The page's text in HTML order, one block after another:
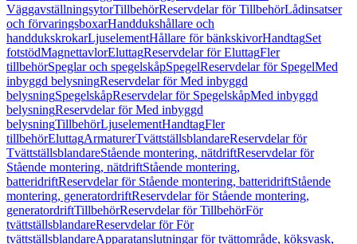
VäggavställningsytorTillbehörReservdelar för TillbehörLådinsatser
och förvaringsboxarHanddukshållare och
handdukskrokarLjuselementHållare för bänkskivorHandtagSet
fotstödMagnettavlorEluttagReservdelar för EluttagFler
tillbehörSpeglar och spegelskåpSpegelReservdelar för SpegelMed
inbyggd belysningReservdelar för Med inbyggd
belysningSpegelskåpReservdelar för SpegelskåpMed inbyggd
belysningReservdelar för Med inbyggd
belysningTillbehörLjuselementHandtagFler
tillbehörEluttagArmaturerTvättställsblandareReservdelar för
TvättställsblandareStående montering, nätdriftReservdelar för
Stående montering, nätdriftStående montering,
batteridriftReservdelar för Stående montering, batteridriftStående
montering, generatordriftReservdelar för Stående montering,
generatordriftTillbehörReservdelar för TillbehörFör
tvättställsblandareReservdelar för För
tvättställsblandareApparatanslutningar för tvättområde, köksvask,